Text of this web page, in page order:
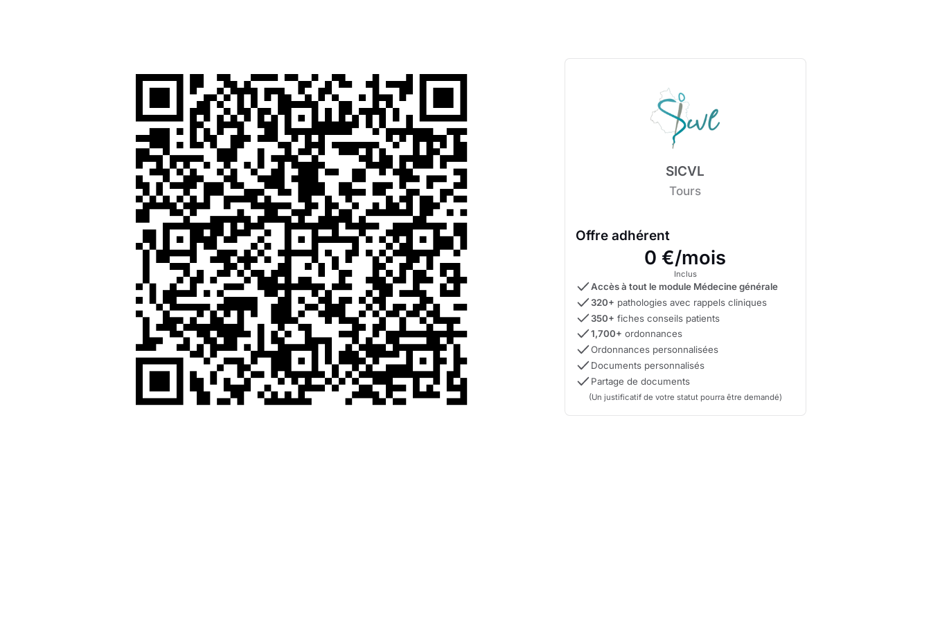
SICVL
Tours
Offre adhérent
0 €/mois
Inclus
Accès à tout le module Médecine générale
320+ pathologies avec rappels cliniques
350+ fiches conseils patients
1,700+ ordonnances
Ordonnances personnalisées
Documents personnalisés
Partage de documents
(Un justificatif de votre statut pourra être demandé)